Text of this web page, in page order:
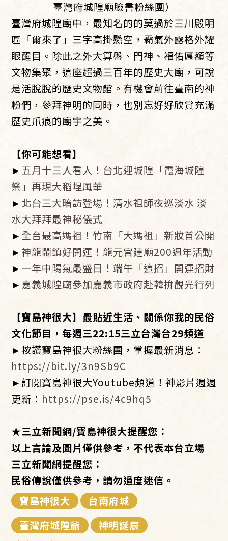
臺灣府城隍廟臉書粉絲團）
臺灣府城隍廟中，最知名的的莫過於三川殿明
匾「爾來了」三字高掛懸空，霸氣外露格外耀
眼醒目。除此之外大算盤、門神、福佑匾額等
文物集聚，這座超過三百年的歷史大廟，可說
是活脫脫的歷史文物館。有機會前往臺南的神
粉們，參拜神明的同時，也別忘好好欣賞充滿
歷史爪痕的廟宇之美。
【你可能想看】
► 五月十三人看人！台北迎城隍「霞海城隍
祭」再現大稻埕風華
► 北台三大暗訪登場！清水祖師夜巡淡水 淡
水大拜拜最神秘儀式
►​ 全台最高媽祖！竹南「大媽祖」新妝首公開
►神龍鬧鎮好開運！龍元宮建廟200週年活動
► 一年中陽氣最盛日！端午「這招」開運招財
► 嘉義城隍廟參加嘉義市政府赴韓拚觀光行列
​【寶島神很大】最貼近生活、關係你我的民俗
文化節目，每週三22:15三立台灣台29頻道
►按讚寶島神很大粉絲團，掌握最新消息：
https://bit.ly/3n9Sb9C
►訂閱寶島神很大Youtube頻道！神影片週週
更新： https://pse.is/4c9hq5
★三立新聞網/寶島神很大提醒您：
以上言論及圖片僅供參考，不代表本台立場
三立新聞網提醒您：
民俗傳說僅供參考，請勿過度迷信。
寶島神很大
台南府城
臺灣府城隍爺
神明誕辰